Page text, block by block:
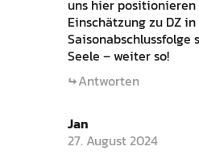
uns hier positionieren
Einschätzung zu DZ
Saisonabschlussfolge
Seele – weiter so!
Antworten
Jan
27. August 2024